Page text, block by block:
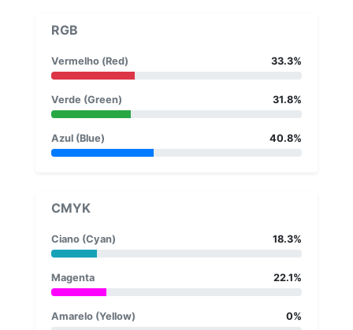
RGB
Vermelho (Red) 33.3%
Verde (Green) 31.8%
Azul (Blue) 40.8%
CMYK
Ciano (Cyan) 18.3%
Magenta 22.1%
Amarelo (Yellow) 0%